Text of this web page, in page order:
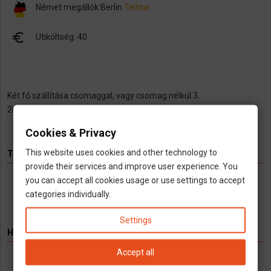
Német megállók:Berlin Teltow
euro Utiköltség: 40
Két fő szállítása csomaggal, vagy csomag nélkül 3.
20/2504053
TÉMÁK
Hírek Infók Videó Munka TV
HIRDETÉS
Könyvelés kizárólag cégeknek
Cookies & Privacy
This website uses cookies and other technology to
provide their services and improve user experience. You
you can accept all cookies usage or use settings to accept
categories individually.
Settings
Accept all